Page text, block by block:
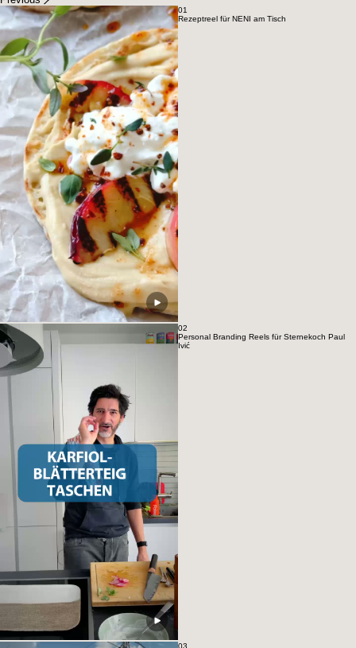
Bis dahin: weitermachen. Mit Augenzwinkern. Auf Augenhöhe.
Beispiele & Referenzen
Previous